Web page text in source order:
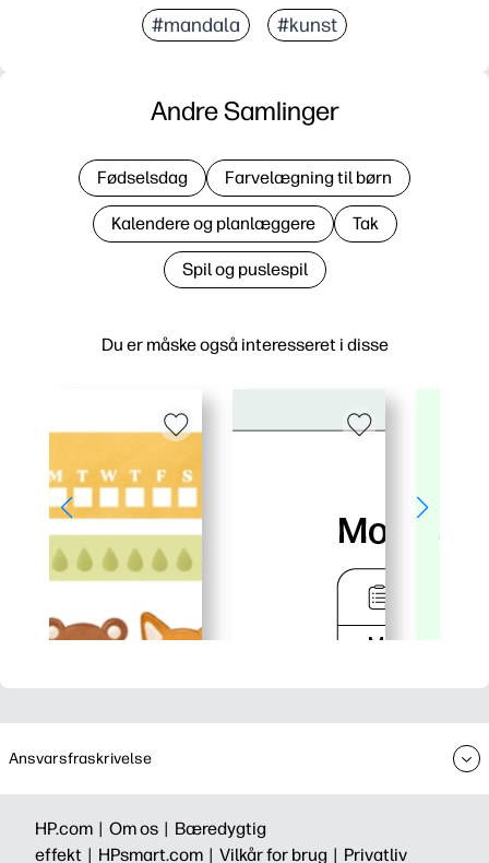
#mandala #kunst
Du er måske også interesseret i disse
Andre Samlinger
Fødselsdag Farvelægning til børn
Kalendere og planlæggere Tak
Spil og puslespil
Ansvarsfraskrivelse
HP.com | Om os | Bæredygtig
effekt | HPsmart.com | Vilkår for brug | Privatliv